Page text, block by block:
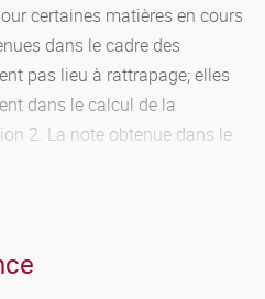
certaines matières en cours
dans le cadre des
pas lieu à rattrapage; elles
dans le calcul de la
2. La note obtenue dans le
Si l'étudiant a fait un
la session de rattrapage.